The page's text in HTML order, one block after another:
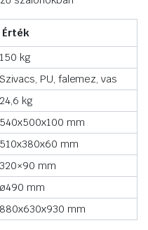
Érték
150 kg
Szivacs, PU, falemez, vas
24,6 kg
540x500x100 mm
510x380x60 mm
320×90 mm
ø490 mm
880x630x930 mm